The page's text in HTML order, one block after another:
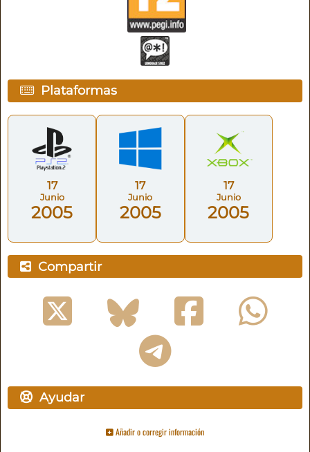
Plataformas
17
Junio
2005
17
Junio
2005
17
Junio
2005
Compartir
Ayudar
Añadir o corregir información